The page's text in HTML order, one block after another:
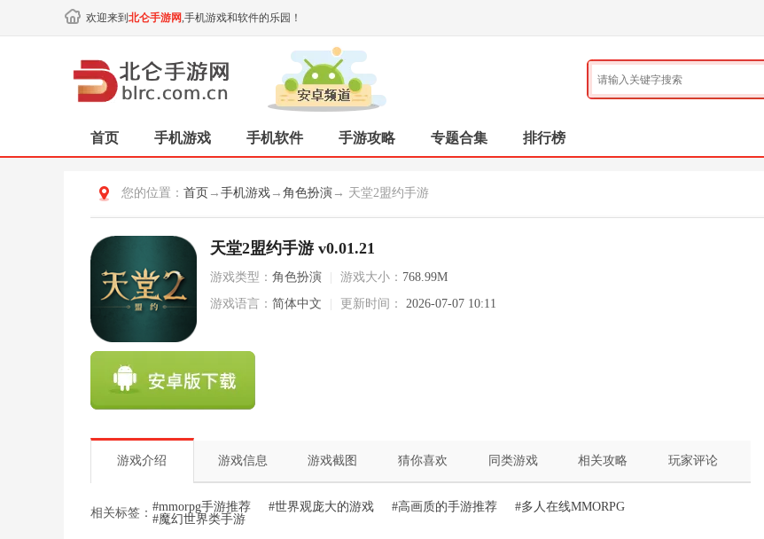
欢迎来到 北仑手游网,手机游戏和软件的乐园！
首页 手机游戏 手机软件 手游攻略 专题合集 排行榜
您的位置： 首页 → 手机游戏 → 角色扮演 → 天堂2盟约手游
天堂2盟约手游 v0.01.21
游戏类型： 角色扮演 游戏大小： 768.99M
游戏语言： 简体中文 更新时间： 2026-07-07 10:11
游戏介绍 游戏信息 游戏截图 猜你喜欢 同类游戏 相关攻略 玩家评论
相关标签： #mmorpg手游推荐 #世界观庞大的游戏 #高画质的手游推荐
#多人在线MMORPG
#魔幻世界类手游